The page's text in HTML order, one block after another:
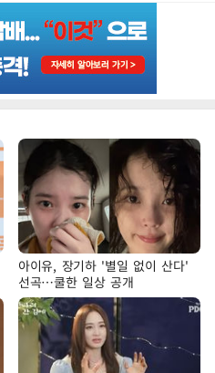
아이유, 장기하 '별일 없이 산다'
선곡…쿨한 일상 공개